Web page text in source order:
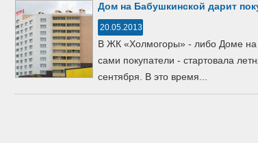
Дом на Бабушкинской дарит
20.05.2013
В ЖК «Холмогоры» - либо Доме на
сами покупатели - стартовала
сентября. В это время...